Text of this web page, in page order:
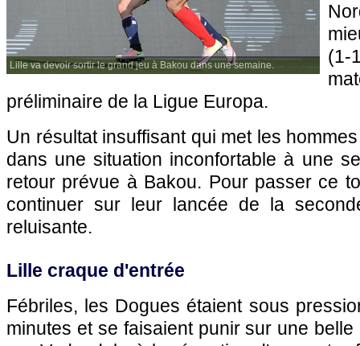
Lille va devoir sortir le grand jeu à Bakou dans une semaine.
(1-
préliminaire de la Ligue Europa.
Un résultat insuffisant qui met les
dans une situation inconfortable à une
retour prévue à Bakou. Pour passer ce
continuer sur leur lancée de la
reluisante.
Lille craque d'entrée
Fébriles, les Dogues étaient sous
minutes et se faisaient punir sur une